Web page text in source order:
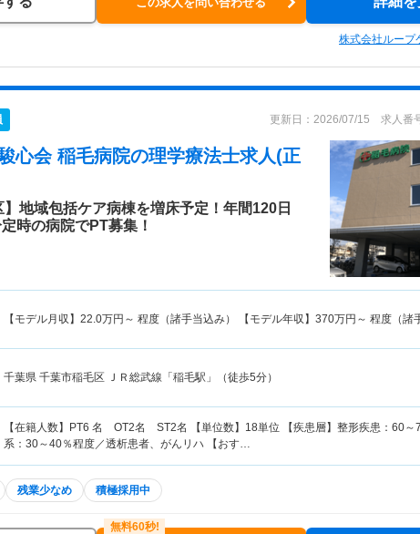
株式会社ループ
更新日：2026/07/15 求人番
心会 稲毛病院の理学療法士求人(正
】地域包括ケア病棟を増床予定！年間120日
時の病院でPT募集！
【モデル月収】 22.0万円～ 程度（諸手当込み） 【モデル年収】 370万円～ 程度（諸
千葉県 千葉市稲毛区 ＪＲ総武線「稲毛駅」（徒歩5分）
【在籍人数】PT6 名 OT2名 ST2名 【単位数】18単位 【疾患層】整形疾患：60～
系：30～40％程度／透析患者、がんリハ 【おす…
残業少なめ 積極採用中